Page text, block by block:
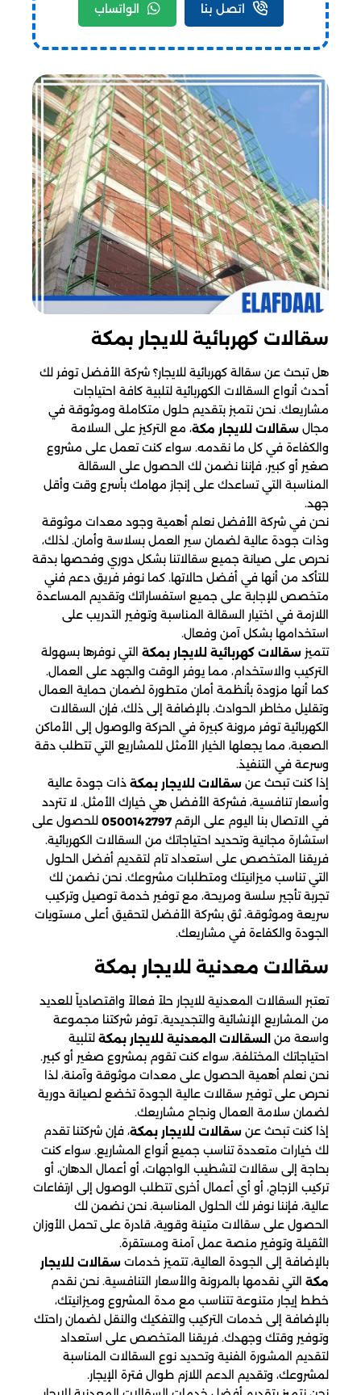
اتصل بنا الواتساب
سقالات كهربائية​ للايجار بمكة
هل تبحث عن سقالة كهربائية للايجار؟ شركة الأفضل توفر لك
أحدث أنواع السقالات الكهربائية لتلبية كافة احتياجات
مشاريعك. نحن نتمبز بتقديم حلول متكاملة وموثوقة في
مجال سقالات للايجار مكة، مع التركيز على السلامة
والكفاءة في كل ما نقدمه. سواء كنت تعمل على مشروع
صغير أو كبير، فإننا نضمن لك الحصول على السقالة
المناسبة التي تساعدك على إنجاز مهامك بأسرع وقت وأقل
جهد.
نحن في شركة الأفضل نعلم أهمية وجود معدات موثوقة
وذات جودة عالية لضمان سير العمل بسلاسة وأمان. لذلك،
نحرص على صيانة جميع سقالاتنا بشكل دوري وفحصها بدقة
للتأكد من أنها في أفضل حالاتها. كما نوفر فريق دعم فني
متخصص للإجابة على جميع استفساراتك وتقديم المساعدة
اللازمة في اختيار السقالة المناسبة وتوفير التدريب على
استخدامها بشكل آمن وفعال.
تتميز سقالات كهربائية للايجار بمكة ​ التي نوفرها بسهولة
التركيب والاستخدام، مما يوفر الوقت والجهد على العمال.
كما أنها مزودة بأنظمة أمان متطورة لضمان حماية العمال
وتقليل مخاطر الحوادث. بالإضافة إلى ذلك، فإن السقالات
الكهربائية توفر مرونة كبيرة في الحركة والوصول إلى الأماكن
الصعبة، مما يجعلها الخيار الأمثل للمشاريع التي تتطلب دقة
وسرعة في التنفيذ.
إذا كنت تبحث عن سقالات للايجار بمكة ذات جودة عالية
وأسعار تنافسية، فشركة الأفضل هي خيارك الأمثل. لا تتردد
في الاتصال بنا اليوم على الرقم 0500142797 للحصول على
استشارة مجانية وتحديد احتياجاتك من السقالات الكهربائية.
فريقنا المتخصص على استعداد تام لتقديم أفضل الحلول
التي تناسب ميزانيتك ومتطلبات مشروعك. نحن نضمن لك
تجربة تأجير سلسة ومريحة، مع توفير خدمة توصيل وتركيب
سريعة وموثوقة. ثق بشركة الأفضل لتحقيق أعلى مستويات
الجودة والكفاءة في مشاريعك.
سقالات معدنية للايجار​ بمكة
تعتبر السقالات المعدنية للايجار حلاً فعالاً واقتصادياً للعديد
من المشاريع الإنشائية والتجديدية. توفر شركتنا مجموعة
واسعة من
السقالات المعدنية للايجار بمكة لتلبية
احتياجاتك المختلفة، سواء كنت تقوم بمشروع صغير أو كبير.
نحن نعلم أهمية الحصول على معدات موثوقة وآمنة، لذا
نحرص على توفير سقالات عالية الجودة تخضع لصيانة دورية
لضمان سلامة العمال ونجاح مشاريعك.
إذا كنت تبحث عن سقالات للايجار بمكة، فإن شركتنا تقدم
لك خيارات متعددة تناسب جميع أنواع المشاريع. سواء كنت
بحاجة إلى سقالات لتشطيب الواجهات، أو أعمال الدهان، أو
تركيب الزجاج، أو أي أعمال أخرى تتطلب الوصول إلى ارتفاعات
عالية، فإننا نوفر لك الحلول المناسبة. نحن نضمن لك
الحصول على سقالات متينة وقوية، قادرة على تحمل الأوزان
الثقيلة وتوفير منصة عمل آمنة ومستقرة.
بالإضافة إلى الجودة العالية، تتميز خدمات سقالات للايجار
مكة التي نقدمها بالمرونة والأسعار التنافسية. نحن نقدم
خطط إيجار متنوعة تتناسب مع مدة المشروع وميزانيتك،
بالإضافة إلى خدمات التركيب والتفكيك والنقل لضمان راحتك
وتوفير وقتك وجهدك. فريقنا المتخصص على استعداد
لتقديم المشورة الفنية وتحديد نوع السقالات المناسبة
لمشروعك، وتقديم الدعم اللازم طوال فترة الإيجار.